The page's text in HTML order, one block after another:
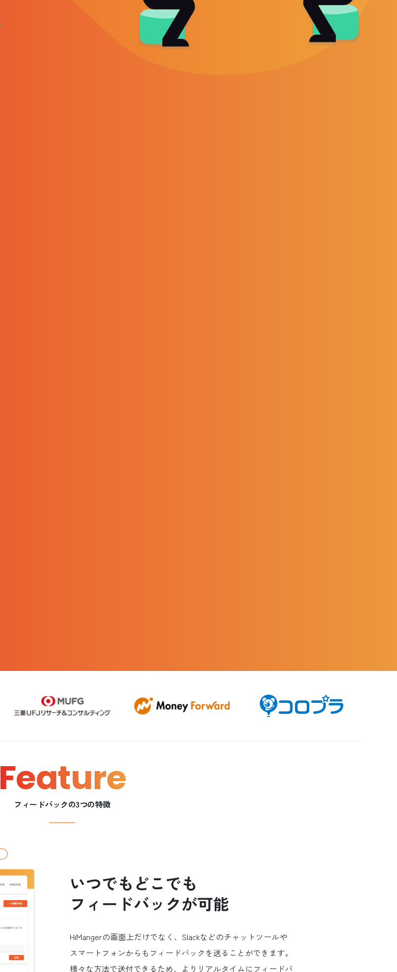
Feature
フィードバックの3つの特徴
いつでもどこでも
フィードバックが可能
HiMangerの画面上だけでなく、Slackなどのチャットツールや
スマートフォンからもフィードバックを送ることができます。
様々な方法で送付できるため、よりリアルタイムにフィードバ